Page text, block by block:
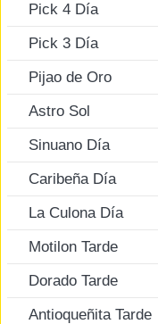
Pick 4 Día
Pick 3 Día
Pijao de Oro
Astro Sol
Sinuano Día
Caribeña Día
La Culona Día
Motilon Tarde
Dorado Tarde
Antioqueñita Tarde